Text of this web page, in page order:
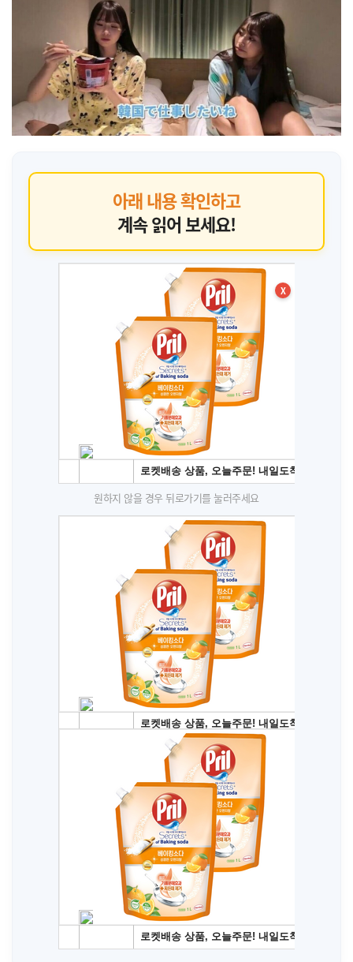
아래 내용 확인하고
계속 읽어 보세요!
X
원하지 않을 경우 뒤로가기를 눌러주세요